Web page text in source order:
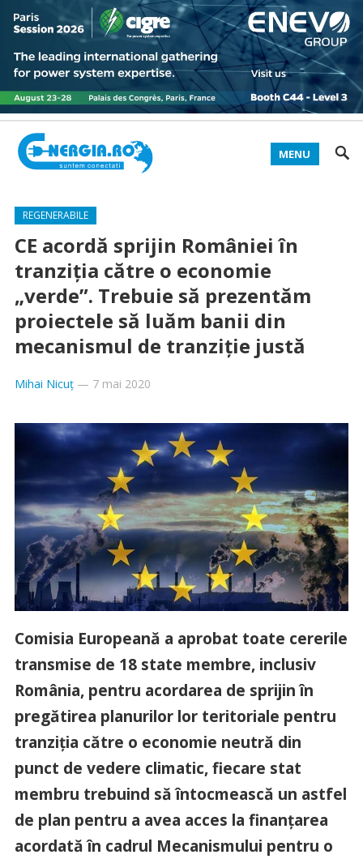
MENU
REGENERABILE
CE acordă sprijin României în
tranziţia către o economie
„verde”. Trebuie să prezentăm
proiectele să luăm banii din
mecanismul de tranziție justă
Mihai Nicuț— 7 mai 2020
Comisia Europeană a aprobat toate cererile
transmise de 18 state membre, inclusiv
România, pentru acordarea de sprijin în
pregătirea planurilor lor teritoriale pentru
tranziţia către o economie neutră din
punct de vedere climatic, fiecare stat
membru trebuind să întocmească un astfel
de plan pentru a avea acces la finanţarea
acordată în cadrul Mecanismului pentru o